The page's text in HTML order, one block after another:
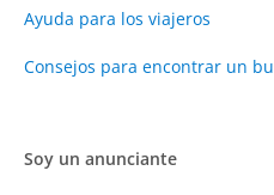
Ayuda para los viajeros
Consejos para encontrar un
Soy un anunciante